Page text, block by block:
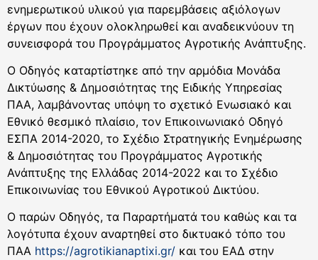
ενημερωτικού υλικού για παρεμβάσεις αξιόλογων
έργων που έχουν ολοκληρωθεί και αναδεικνύουν τη
συνεισφορά του Προγράμματος Αγροτικής Ανάπτυξης.
Ο Οδηγός καταρτίστηκε από την αρμόδια Μονάδα
Δικτύωσης & Δημοσιότητας της Ειδικής Υπηρεσίας
ΠΑΑ, λαμβάνοντας υπόψη το σχετικό Ενωσιακό και
Εθνικό θεσμικό πλαίσιο, τον Επικοινωνιακό Οδηγό
ΕΣΠΑ 2014-2020, το Σχέδιο Στρατηγικής Ενημέρωσης
& Δημοσιότητας του Προγράμματος Αγροτικής
Ανάπτυξης της Ελλάδας 2014-2022 και το Σχέδιο
Επικοινωνίας του Εθνικού Αγροτικού Δικτύου.
Ο παρών Οδηγός, τα Παραρτήματά του καθώς και τα
λογότυπα έχουν αναρτηθεί στο δικτυακό τόπο του
ΠΑΑ https://agrotikianaptixi.gr/ και του ΕΑΔ στην